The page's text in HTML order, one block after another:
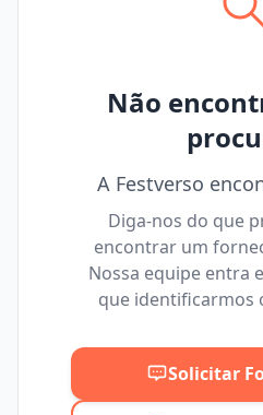
Não
A Festverso
Diga-nos do que
encontrar um
Nossa equipe entra
que identificarmos
Solicitar